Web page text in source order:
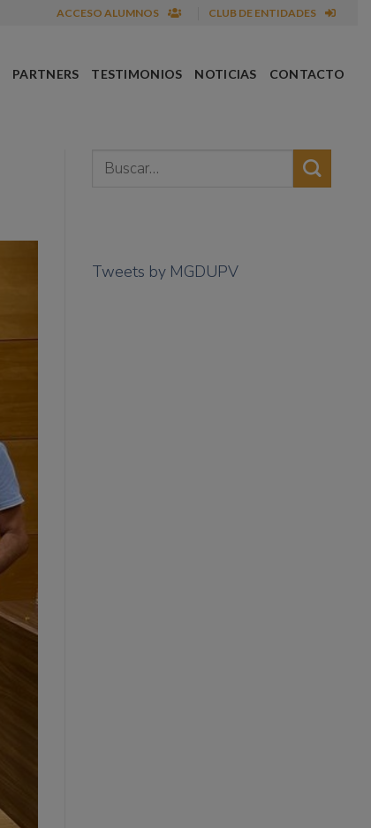
ACCESO ALUMNOS CLUB DE ENTIDADES
PARTNERS TESTIMONIOS NOTICIAS CONTACTO
Tweets by MGDUPV